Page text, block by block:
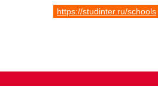
https://studinter.ru/schools